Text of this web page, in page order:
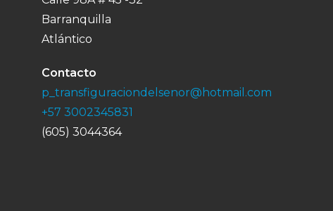
Barranquilla
Atlántico
Contacto
p_transfiguraciondelsenor@hotmail.com
+57 3002345831
(605) 3044364